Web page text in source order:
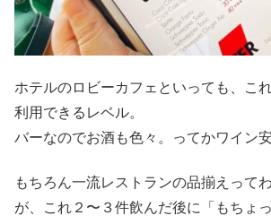
ホテルのロビーカフェといっても、こ
利用できるレベル。
バーなのでお酒も色々。ってかワイン
もちろん一流レストランの品揃えって
が、これ２〜３件飲んだ後に「もちょ